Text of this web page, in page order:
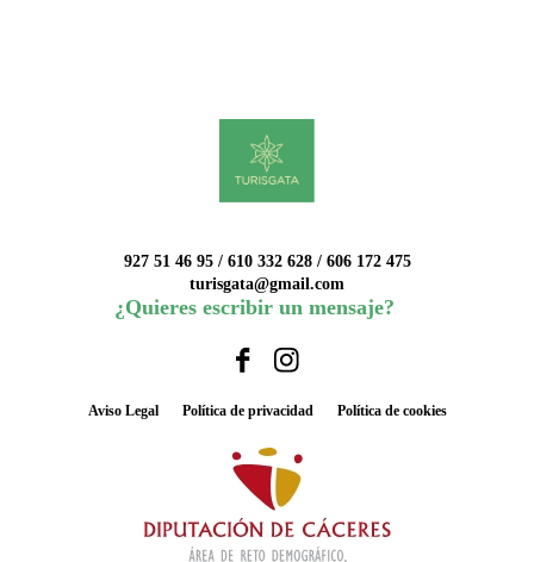
927 51 46 95 / 610 332 628 / 606 172 475
turisgata@gmail.com
¿Quieres escribir un mensaje?
Aviso Legal Política de privacidad Política de cookies